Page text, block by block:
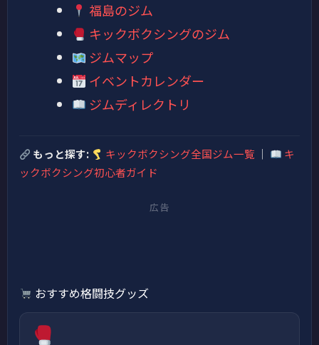
福島のジム
キックボクシングのジム
ジムマップ
イベントカレンダー
ジムディレクトリ
もっと探す: キックボクシング全国ジム一覧 ｜
キ
ックボクシング初心者ガイド
広告
おすすめ格闘技グッズ